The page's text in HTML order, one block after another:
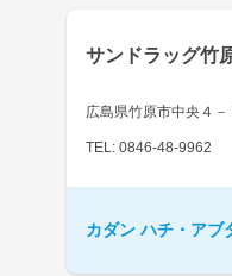
サンドラッグ竹
広島県竹原市中央４－
TEL: 0846-48-9962
カダン ハチ・アブ